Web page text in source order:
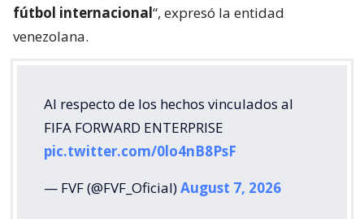
fútbol internacional“, expresó la entidad
venezolana.
Al respecto de los hechos vinculados al
FIFA FORWARD ENTERPRISE
pic.twitter.com/0lo4nB8PsF
— FVF (@FVF_Oficial)August 7, 2026